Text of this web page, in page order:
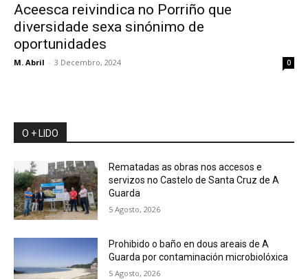
Aceesca reivindica no Porriño que
diversidade sexa sinónimo de
oportunidades
M. Abril - 3 Decembro, 2024 0
O + LIDO
Rematadas as obras nos accesos e
servizos no Castelo de Santa Cruz de A
Guarda
5 Agosto, 2026
Prohibido o baño en dous areais de A
Guarda por contaminación microbiolóxica
5 Agosto, 2026